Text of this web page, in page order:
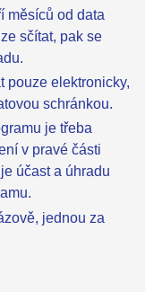
měsíců od data
sčítat, pak se
pouze elektronicky,
schránkou.
je třeba
v pravé části
účast a úhradu
jednou za